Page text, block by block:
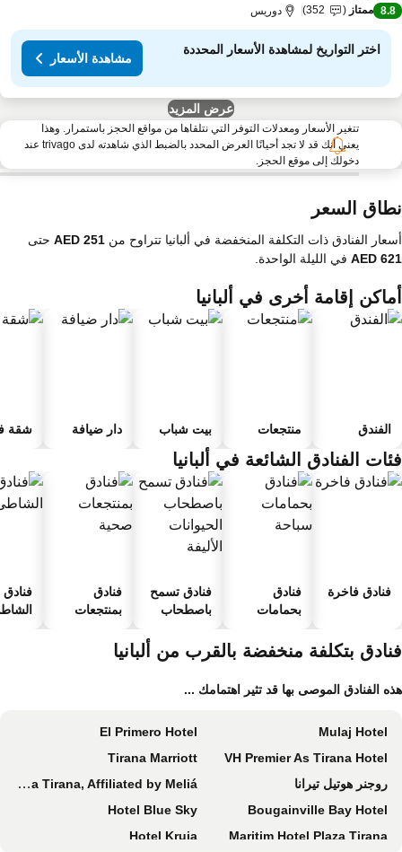
8.8 ممتاز 352 دوريس
اختر التواريخ لمشاهدة الأسعار المحددة
مشاهدة الأسعار
عرض المزيد
تتغير الأسعار ومعدلات التوفر التي نتلقاها من مواقع الحجز باستمرار. وهذا
يعني أنك قد لا تجد أحيانًا العرض المحدد بالضبط الذي شاهدته لدى trivago عند
دخولك إلى موقع الحجز.
السعر
الفنادق ذات التكلفة المنخفضة في ألبانيا تتراوح من
حتى
في الليلة الواحدة.
إقامة أخرى في ألبانيا
الفندق منتجعات بيت شباب دار ضيافة شقة
الفنادق الشائعة في ألبانيا
فنادق فاخرة
فنادق
بحمامات
فنادق تسمح
باصطحاب
الأليفة
فنادق
بمنتجعات
فنادق
بتكلفة منخفضة بالقرب من ألبانيا
الفنادق الموصى بها قد تثير اهتمامك ...
Mulaj Hotel
El Primero Hotel
VH Premier As Tirana Hotel
Tirana Marriott
روجنر هوتيل تيرانا
Hotel Elisa Tirana, Affiliated by Meliá
Bougainville Bay Hotel
Hotel Blue Sky
Maritim Hotel Plaza Tirana
Hotel Kruja